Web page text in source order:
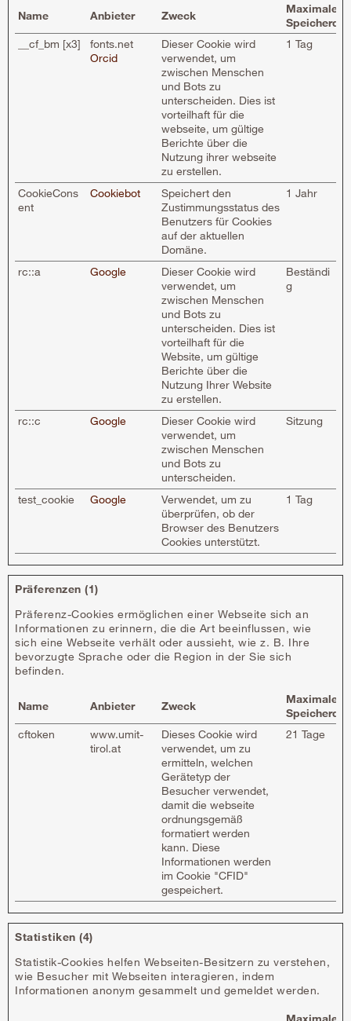
Name Anbieter Zweck
Maximale
__cf_bm [x3]
fonts.net
Orcid
Dieser Cookie wird
verwendet, um
zwischen Menschen
und Bots zu
unterscheiden. Dies ist
vorteilhaft für die
webseite, um gültige
Berichte über die
Nutzung ihrer webseite
zu erstellen.
1 Tag
CookieCons
ent
Cookiebot
Speichert den
Zustimmungsstatus des
Benutzers für Cookies
auf der aktuellen
Domäne.
1 Jahr
rc::a Google
Dieser Cookie wird
verwendet, um
zwischen Menschen
und Bots zu
unterscheiden. Dies ist
vorteilhaft für die
Website, um gültige
Berichte über die
Nutzung Ihrer Website
zu erstellen.
Beständi
g
rc::c Google
Dieser Cookie wird
verwendet, um
zwischen Menschen
und Bots zu
unterscheiden.
Sitzung
test_cookie Google
Verwendet, um zu
überprüfen, ob der
Browser des Benutzers
Cookies unterstützt.
1 Tag
Präferenzen (1)
Präferenz-Cookies ermöglichen einer Webseite sich an
Informationen zu erinnern, die die Art beeinflussen, wie
sich eine Webseite verhält oder aussieht, wie z. B. Ihre
bevorzugte Sprache oder die Region in der Sie sich
befinden.
Name Anbieter Zweck
Maximale
cftoken
www.umit-
tirol.at
Dieses Cookie wird
verwendet, um zu
ermitteln, welchen
Gerätetyp der
Besucher verwendet,
damit die webseite
ordnungsgemäß
formatiert werden
kann. Diese
Informationen werden
im Cookie "CFID"
gespeichert.
21 Tage
Statistiken (4)
Statistik-Cookies helfen Webseiten-Besitzern zu verstehen,
wie Besucher mit Webseiten interagieren, indem
Informationen anonym gesammelt und gemeldet werden.
Maximale